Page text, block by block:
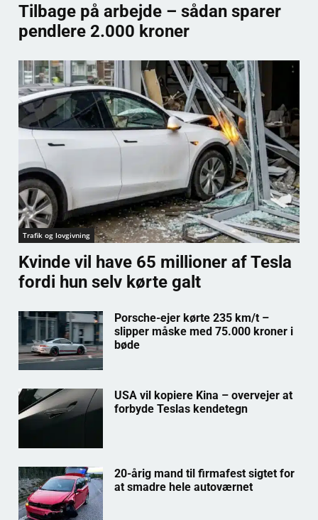
Tilbage på arbejde – sådan sparer
pendlere 2.000 kroner
Trafik og lovgivning
Kvinde vil have 65 millioner af Tesla
fordi hun selv kørte galt
Porsche-ejer kørte 235 km/t –
slipper måske med 75.000 kroner i
bøde
USA vil kopiere Kina – overvejer at
forbyde Teslas kendetegn
20-årig mand til firmafest sigtet for
at smadre hele autoværnet